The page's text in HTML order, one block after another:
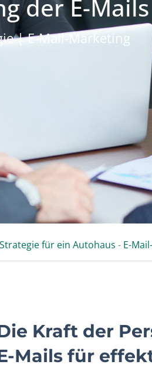
der E-Mails
| E-Mail-Marketing
für ein Autohaus - E-
Kraft der
Mails für